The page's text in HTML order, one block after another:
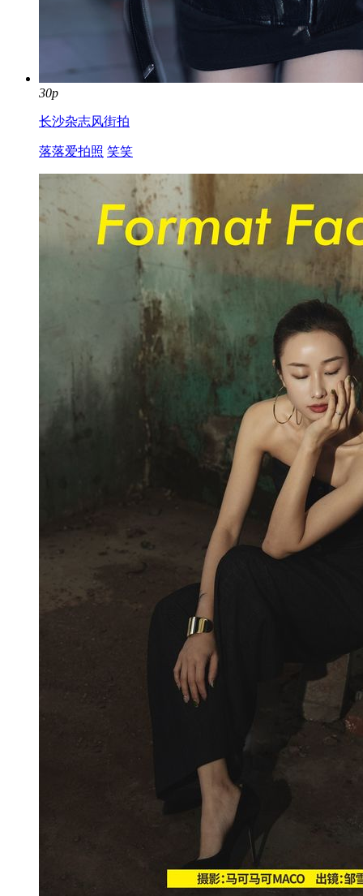
30p
长沙杂志风街拍
落落爱拍照 笑笑